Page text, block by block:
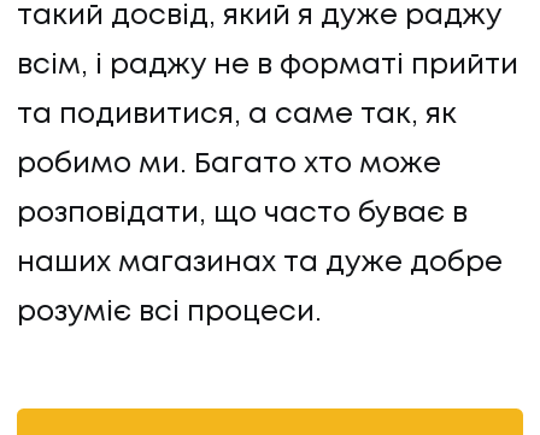
такий досвід, який я дуже раджу
всім, і раджу не в форматі прийти
та подивитися, а саме так, як
робимо ми. Багато хто може
розповідати, що часто буває в
наших магазинах та дуже добре
розуміє всі процеси.
КАР'ЄРА
КАР'ЄРА
БЛОГ
БЛОГ
ПРО НАС